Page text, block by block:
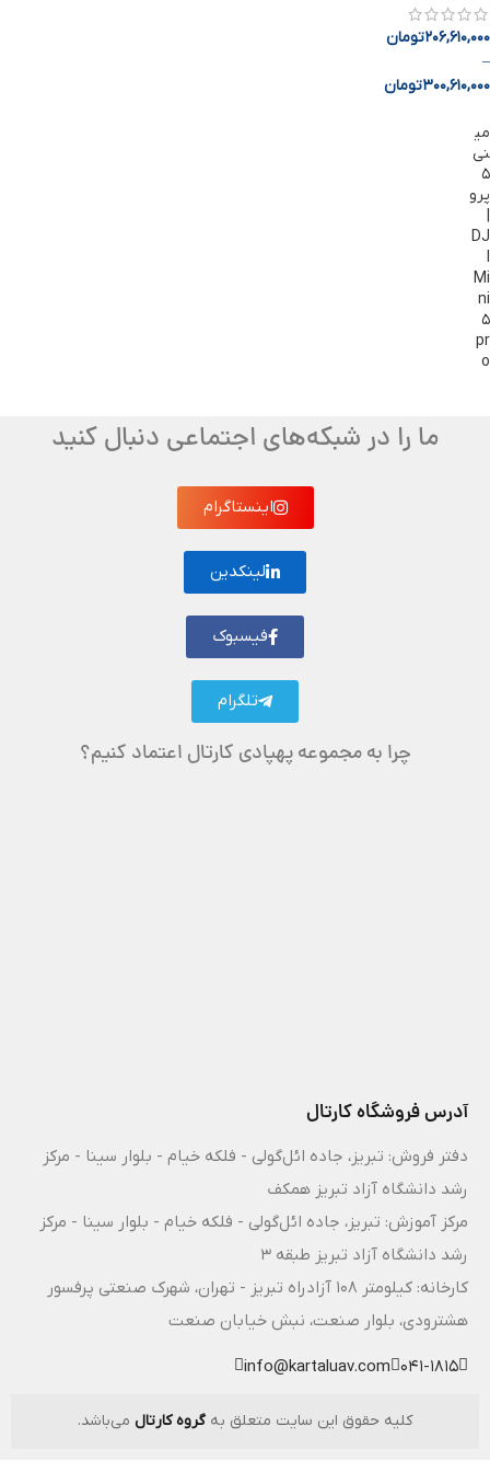
206,610,000تومان
–
300,610,000تومان
می
نی
۵
پرو
DJ
I
Mi
ni
۵
pr
o
ما را در شبکه‌های اجتماعی دنبال کنید
اینستاگرام
لینکدین
فیسبوک
تلگرام
چرا به مجموعه پهپادی کارتال اعتماد کنیم؟
آدرس فروشگاه کارتال
دفتر فروش: تبریز، جاده ائل‌گولی - فلکه خیام - بلوار سینا - مرکز
رشد دانشگاه آزاد تبریز همکف
مرکز آموزش: تبریز، جاده ائل‌گولی - فلکه خیام - بلوار سینا - مرکز
رشد دانشگاه آزاد تبریز طبقه 3
کارخانه: کیلومتر ۱۰۸ آزادراه تبریز - تهران، شهرک صنعتی پرفسور
هشترودی، بلوار صنعت، نبش خیابان صنعت
041-1815
info@kartaluav.com
کلیه حقوق این سایت متعلق بهگروه کارتال می‌باشد.